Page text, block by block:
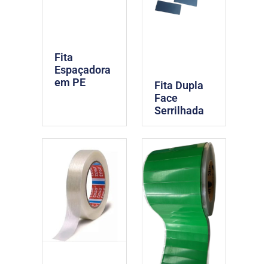
Fita
Espaçadora
em PE
Fita Dupla
Face
Serrilhada